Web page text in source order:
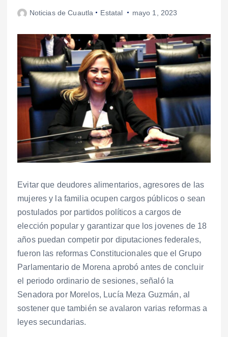
Noticias de Cuautla Estatal mayo 1, 2023
Evitar que deudores alimentarios, agresores de las
mujeres y la familia ocupen cargos públicos o sean
postulados por partidos políticos a cargos de
elección popular y garantizar que los jovenes de 18
años puedan competir por diputaciones federales,
fueron las reformas Constitucionales que el Grupo
Parlamentario de Morena aprobó antes de concluir
el periodo ordinario de sesiones, señaló la
Senadora por Morelos, Lucía Meza Guzmán, al
sostener que también se avalaron varias reformas a
leyes secundarias.